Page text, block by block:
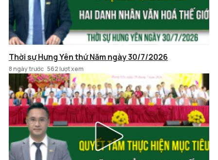
Thời sự Hưng Yên thứ Năm ngày 30/7/2026
8 ngày trước 562 lượt xem